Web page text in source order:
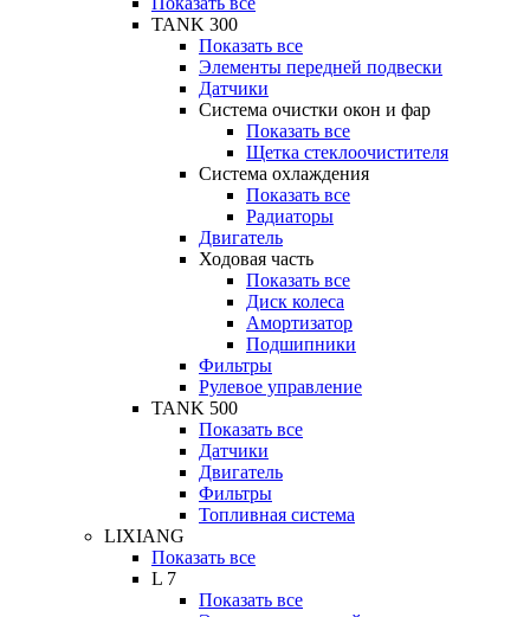
TANK 300
Показать все
Элементы передней подвески
Датчики
Система очистки окон и фар
Показать все
Щетка стеклоочистителя
Система охлаждения
Показать все
Радиаторы
Двигатель
Ходовая часть
Показать все
Диск колеса
Амортизатор
Подшипники
Фильтры
Рулевое управление
TANK 500
Показать все
Датчики
Двигатель
Фильтры
Топливная система
LIXIANG
Показать все
L 7
Показать все